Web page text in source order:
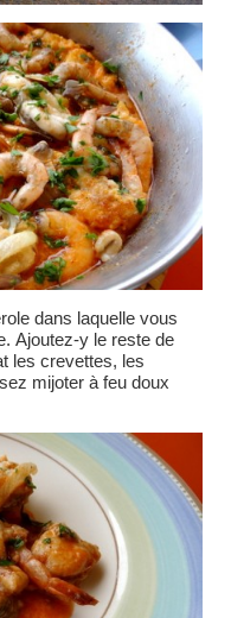
dans laquelle vous
Ajoutez-y le reste de
les crevettes, les
mijoter à feu doux